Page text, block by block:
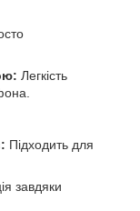
Легкість
Підходить для
завдяки